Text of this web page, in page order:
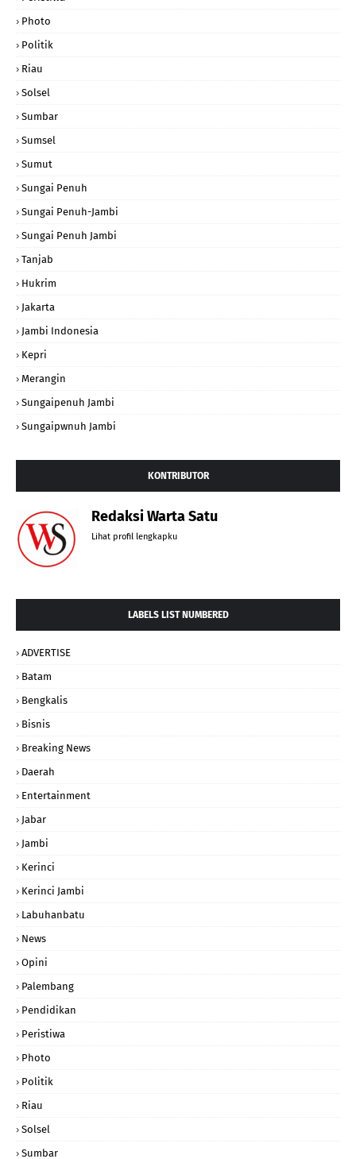
Photo
Politik
Riau
Solsel
Sumbar
Sumsel
Sumut
Sungai Penuh
Sungai Penuh-Jambi
Sungai Penuh Jambi
Tanjab
Hukrim
Jakarta
Jambi Indonesia
Kepri
Merangin
Sungaipenuh Jambi
Sungaipwnuh Jambi
KONTRIBUTOR
Redaksi Warta Satu
Lihat profil lengkapku
LABELS LIST NUMBERED
ADVERTISE
Batam
Bengkalis
Bisnis
Breaking News
Daerah
Entertainment
Jabar
Jambi
Kerinci
Kerinci Jambi
Labuhanbatu
News
Opini
Palembang
Pendidikan
Peristiwa
Photo
Politik
Riau
Solsel
Sumbar